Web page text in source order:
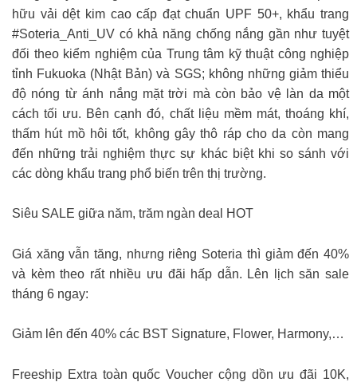
hữu vải dệt kim cao cấp đạt chuẩn UPF 50+, khẩu trang
#Soteria_Anti_UV có khả năng chống nắng gần như tuyệt
đối theo kiểm nghiệm của Trung tâm kỹ thuật công nghiệp
tỉnh Fukuoka (Nhật Bản) và SGS; không những giảm thiểu
độ nóng từ ánh nắng mặt trời mà còn bảo vệ làn da một
cách tối ưu. Bên cạnh đó, chất liệu mềm mát, thoáng khí,
thấm hút mồ hôi tốt, không gây thô ráp cho da còn mang
đến những trải nghiệm thực sự khác biệt khi so sánh với
các dòng khẩu trang phổ biến trên thị trường.
Siêu SALE giữa năm, trăm ngàn deal HOT
Giá xăng vẫn tăng, nhưng riêng Soteria thì giảm đến 40%
và kèm theo rất nhiều ưu đãi hấp dẫn. Lên lịch săn sale
tháng 6 ngay:
Giảm lên đến 40% các BST Signature, Flower, Harmony,…
Freeship Extra toàn quốc Voucher cộng dồn ưu đãi 10K,